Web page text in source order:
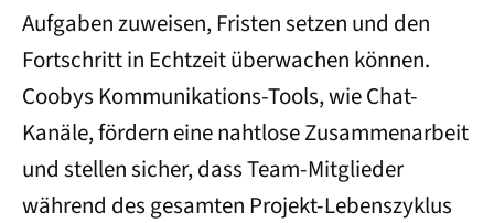
Aufgaben zuweisen, Fristen setzen und den
Fortschritt in Echtzeit überwachen können.
Coobys Kommunikations-Tools, wie Chat-
Kanäle, fördern eine nahtlose Zusammenarbeit
und stellen sicher, dass Team-Mitglieder
während des gesamten Projekt-Lebenszyklus